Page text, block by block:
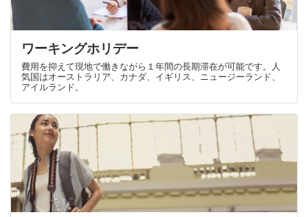
ワーキングホリデー
費用を抑えて現地で働きながら１年間の長期滞在が可能です。人
気国はオーストラリア、カナダ、イギリス、ニュージーランド、
アイルランド。